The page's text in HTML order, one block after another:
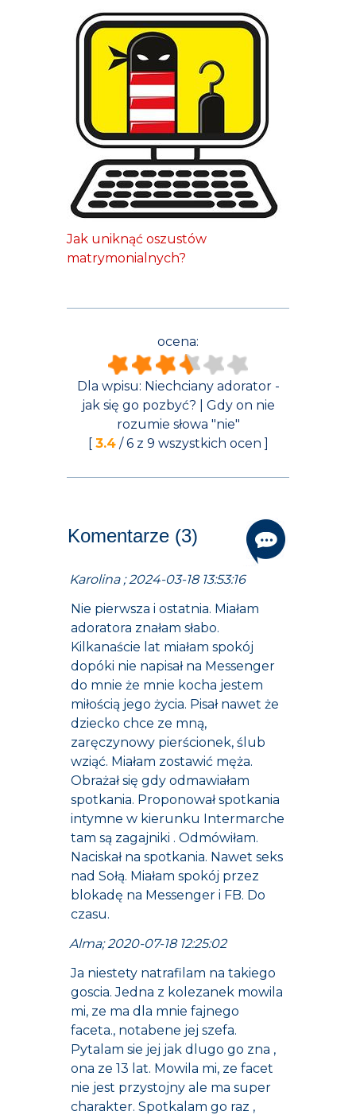
Jak uniknąć oszustów
matrymonialnych?
ocena:
Dla wpisu: Niechciany adorator -
jak się go pozbyć? | Gdy on nie
rozumie słowa "nie"
[ 3.4/6z 9 wszystkich ocen ]
Komentarze (3)
Karolina ; 2024-03-18 13:53:16
Nie pierwsza i ostatnia. Miałam
adoratora znałam słabo.
Kilkanaście lat miałam spokój
dopóki nie napisał na Messenger
do mnie że mnie kocha jestem
miłością jego życia. Pisał nawet że
dziecko chce ze mną,
zaręczynowy pierścionek, ślub
wziąć. Miałam zostawić męża.
Obrażał się gdy odmawiałam
spotkania. Proponował spotkania
intymne w kierunku Intermarche
tam są zagajniki . Odmówiłam.
Naciskał na spotkania. Nawet seks
nad Sołą. Miałam spokój przez
blokadę na Messenger i FB. Do
czasu.
Alma; 2020-07-18 12:25:02
Ja niestety natrafilam na takiego
goscia. Jedna z kolezanek mowila
mi, ze ma dla mnie fajnego
faceta., notabene jej szefa.
Pytalam sie jej jak dlugo go zna ,
ona ze 13 lat. Mowila mi, ze facet
nie jest przystojny ale ma super
charakter. Spotkalam go raz ,